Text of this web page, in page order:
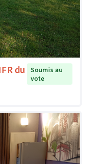
du
Soumis au
vote